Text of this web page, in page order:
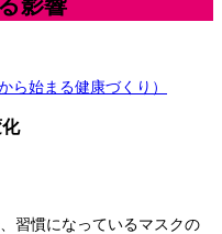
影響
ら始まる健康づくり）
習慣になっているマスクの